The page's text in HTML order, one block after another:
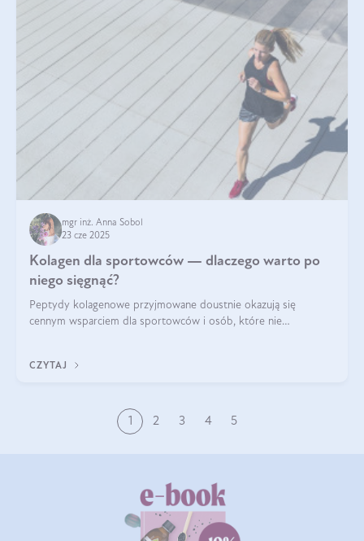
mgr inż. Anna Sobol
23 cze 2025
Kolagen dla sportowców — dlaczego warto po
niego sięgnąć?
Peptydy kolagenowe przyjmowane doustnie okazują się
cennym wsparciem dla sportowców i osób, które nie
CZYTAJ
1 2 3 4 5